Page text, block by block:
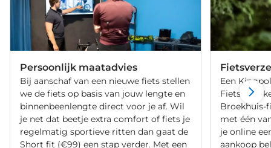
Persoonlijk maatadvies
Bij aanschaf van een nieuwe fiets stellen
we de fiets op basis van jouw lengte en
binnenbeenlengte direct voor je af. Wil
je net dat beetje extra comfort of fiets je
regelmatig sportieve ritten dan gaat de
Short fit (€99) een stap verder. Met een
Een
Broekhuis-
met één
je online
aankoop